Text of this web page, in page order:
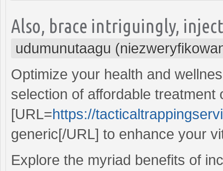
Also, brace intriguingly,
udumunutaagu
Optimize your health and
selection of affordable treatment
[URL=https://
generic[/URL] to enhance your
Explore the myriad benefits of